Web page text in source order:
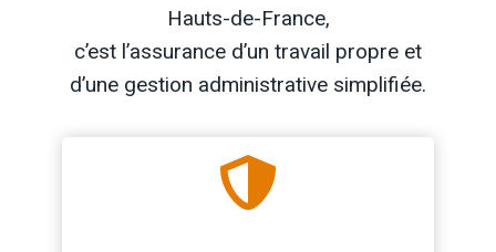
Hauts-de-France,
c’est l’assurance d’un travail propre et
d’une gestion administrative simplifiée.